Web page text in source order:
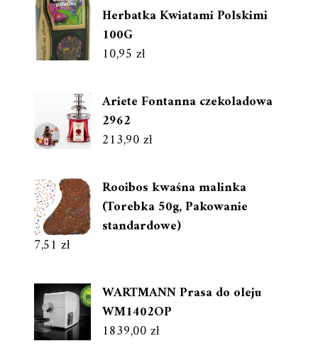
Herbatka Kwiatami Polskimi
100G
10,95 zł
Ariete Fontanna czekoladowa
2962
213,90zł
Rooibos kwaśna malinka
(Torebka 50g, Pakowanie
standardowe)
7,51 zł
WARTMANN Prasa do oleju
WM1402OP
1839,00zł